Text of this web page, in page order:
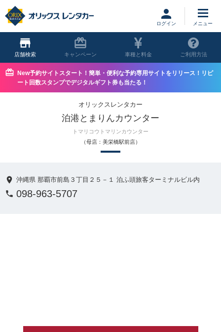
ログイン
店舗 キャンペーン 車種と料金 ご利用方法
New予約サイトスタート！簡単・便利な予約専用サイトをリリース！リピ
ート回数スタンプでデジタルギフト券も当たる！
オリックスレンタカー
泊港とまりんカウンター
トマリコウトマリンカウンター
（母店：美栄橋駅前店）
沖縄県 那覇市前島３丁目２５－１ 泊ふ頭旅客ターミナルビル内
098-963-5707